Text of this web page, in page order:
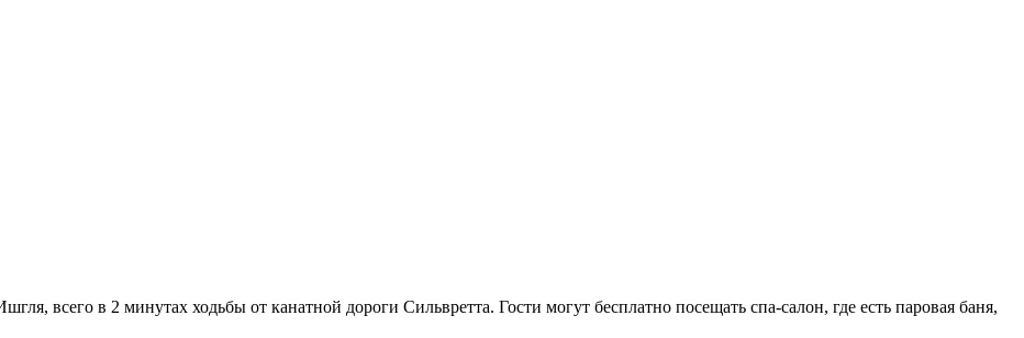
всего в 2 минутах ходьбы от канатной дороги Сильвретта. Гости могут бесплатно посещать спа-салон, где есть паровая баня,